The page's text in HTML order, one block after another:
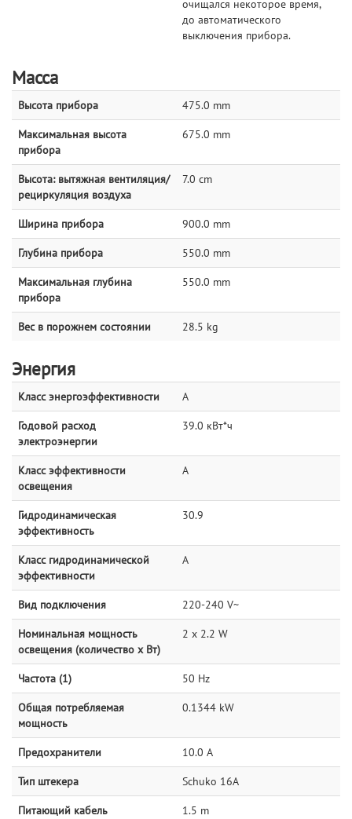
очищался некоторое время,
до автоматического
выключения прибора.
Масса
Высота прибора 475.0 mm
Максимальная высота
прибора
675.0 mm
Высота: вытяжная вентиляция/
рециркуляция воздуха
7.0 cm
Ширина прибора 900.0 mm
Глубина прибора 550.0 mm
Максимальная глубина
прибора
550.0 mm
Вес в порожнем состоянии 28.5 kg
Энергия
Класс энергоэффективности A
Годовой расход
электроэнергии
39.0 кВт*ч
Класс эффективности
освещения
A
Гидродинамическая
эффективность
30.9
Класс гидродинамической
эффективности
A
Вид подключения 220-240 V~
Номинальная мощность
освещения (количество x Вт)
2 x 2.2 W
Частота (1) 50 Hz
Общая потребляемая
мощность
0.1344 kW
Предохранители 10.0 A
Тип штекера Schuko 16A
Питающий кабель 1.5 m